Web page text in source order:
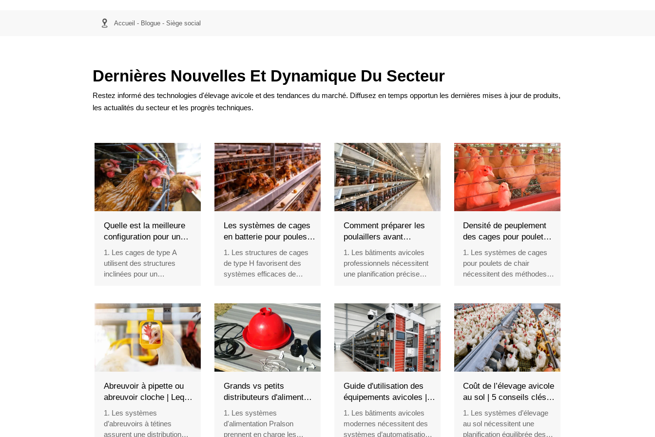
 Accueil - Blogue- Siège social
Dernières Nouvelles Et Dynamique Du Secteur
Restez informé des technologies d'élevage avicole et des tendances du marché. Diffusez en temps opportun les dernières mises à jour de produits,
les actualités du secteur et les progrès techniques.
Quelle est la meilleure
configuration pour un
système de cages en
batterie de type A ? 5
conceptions optimisées
1. Les cages de type A
utilisent des structures
inclinées pour un
2. Plusieurs niveaux
répondent aux besoins de
différentes capacités
d’élevage
3. Les systèmes intégrés
améliorent l’efficacité de
l’alimentation et de la gestion
4. L’aménagement des
élevages nécessite une
planification minutieuse de la
ventilation et du flux de
travail
5. Réception / WhatsApp N°
Les systèmes de cages
en batterie pour poules
de type H, économiques,
valent-ils la peine d’être
achetés ?
1. Les structures de cages
de type H favorisent des
systèmes efficaces de
automatisés améliorent les
procédures quotidiennes de
gestion des exploitations
3. Les projets commerciaux
nécessitent une planification
technique précise
4. Les élevages modernes
dépendent d'une intégration
fiable des équipements
5. Réception / WhatsApp :
+8618830120193
Comment préparer les
poulaillers avant
d’installer les cages pour
poules pondeuses | 6
étapes
1. Les bâtiments avicoles
professionnels nécessitent
une planification précise
2. Les équipes d'ingénierie
évaluent attentivement les
structures, les réseaux et les
conditions sanitaires
3. Les systèmes modernes
de cages favorisent une
organisation efficace de
l'élevage grâce à des
conceptions intégrées
4. La préparation technique
améliore la précision de
l'installation des
équipements et la gestion
Densité de peuplement
des cages pour poulets
de chair | 5 règles pour
une croissance rapide et
saine
1. Les systèmes de cages
pour poulets de chair
nécessitent des méthodes
2. Une ventilation appropriée
favorise une croissance
saine à l'intérieur des
poulaillers
3. Les équipements
d'alimentation automatisée
améliorent l'efficacité des
opérations quotidiennes de
4. La surveillance
environnementale fournit des
données précieuses pour la
gestion de la production
Abreuvoir à pipette ou
abreuvoir cloche | Lequel
est le meilleur pour les
volailles ?
1. Les systèmes
d’abreuvoirs à tétines
assurent une distribution
Grands vs petits
distributeurs d'aliments
Pralson | Lequel permet
d'économiser le plus
d'aliments ?
1. Les systèmes
d'alimentation Pralson
prennent en charge les
Guide d'utilisation des
équipements avicoles | 6
conseils clés pour les
exploitations
1. Les bâtiments avicoles
modernes nécessitent des
systèmes d’automatisation
Coût de l’élevage avicole
au sol | 5 conseils clés
pour établir le budget
1. Les systèmes d’élevage
au sol nécessitent une
planification équilibrée des